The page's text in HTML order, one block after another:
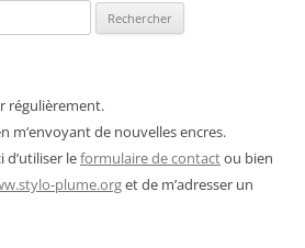
régulièrement.
m’envoyant de nouvelles encres.
leformulaire de contactou bien
plume.orget de m’adresser un